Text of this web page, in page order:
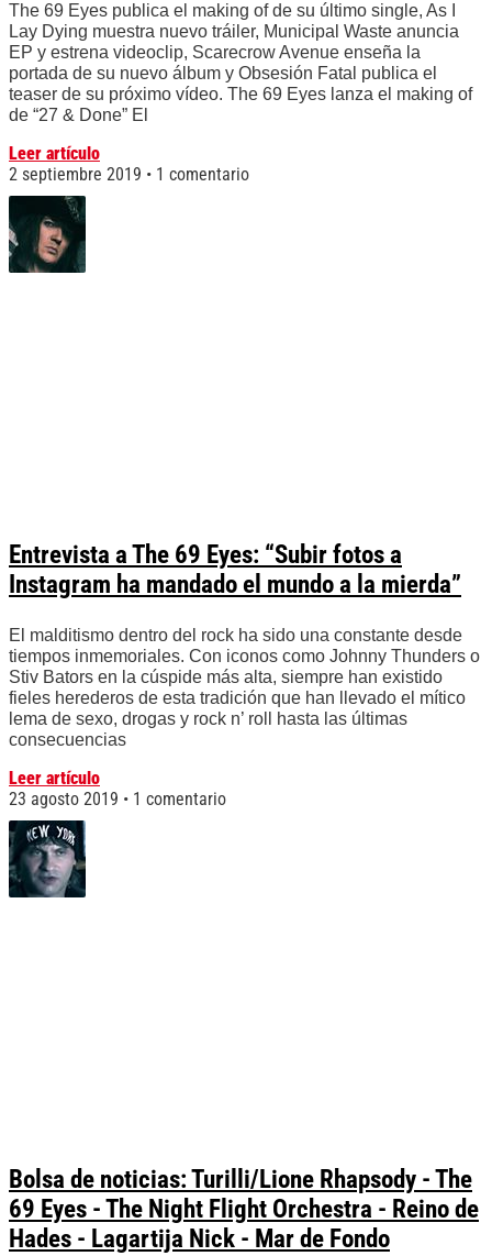
The 69 Eyes publica el making of de su último single, As I
Lay Dying muestra nuevo tráiler, Municipal Waste anuncia
EP y estrena videoclip, Scarecrow Avenue enseña la
portada de su nuevo álbum y Obsesión Fatal publica el
teaser de su próximo vídeo. The 69 Eyes lanza el making of
de “27 & Done” El
Leer artículo
2 septiembre 2019
1 comentario
Entrevista a The 69 Eyes: “Subir fotos a
Instagram ha mandado el mundo a la mierda”
El malditismo dentro del rock ha sido una constante desde
tiempos inmemoriales. Con iconos como Johnny Thunders o
Stiv Bators en la cúspide más alta, siempre han existido
fieles herederos de esta tradición que han llevado el mítico
lema de sexo, drogas y rock n’ roll hasta las últimas
consecuencias
Leer artículo
23 agosto 2019
1 comentario
Bolsa de noticias: Turilli/Lione Rhapsody - The
69 Eyes - The Night Flight Orchestra - Reino de
Hades - Lagartija Nick - Mar de Fondo